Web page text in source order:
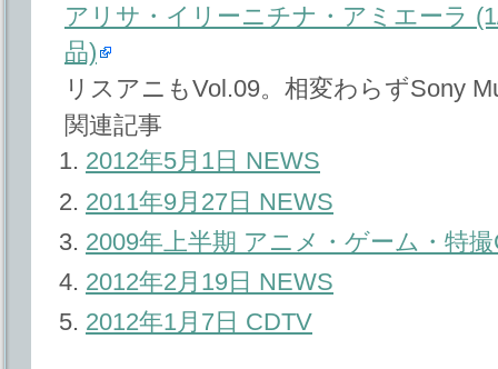
アリサ・イリーニチナ・アミエーラ
品)
リスアニもVol.09。相変わらずSony
関連記事
2012年5月1日 NEWS
2011年9月27日 NEWS
2009年上半期 アニメ・ゲーム・特
2012年2月19日 NEWS
2012年1月7日 CDTV